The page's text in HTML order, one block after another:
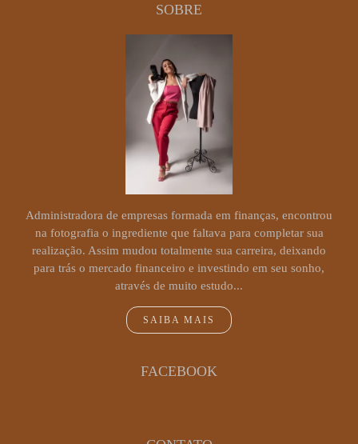
SOBRE
Administradora de empresas formada em finanças, encontrou
na fotografia o ingrediente que faltava para completar sua
realização. Assim mudou totalmente sua carreira, deixando
para trás o mercado financeiro e investindo em seu sonho,
através de muito estudo...
SAIBA MAIS
FACEBOOK